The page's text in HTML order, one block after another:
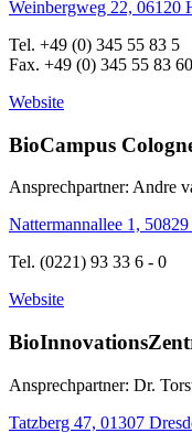
Weinbergweg 22, 06120
Tel. +49 (0) 345 55 83 5
Fax. +49 (0) 345 55 83
Website
BioCampus
Ansprechpartner: Andre
Nattermannallee 1,
Tel. (0221) 93 33 6 - 0
Website
Ansprechpartner: Dr.
Tatzberg 47, 01307